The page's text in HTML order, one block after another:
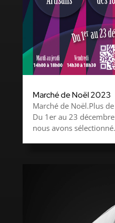
Marché de Noël 2023
Marché de Noël.Plus
Du 1er au 23
nous avons